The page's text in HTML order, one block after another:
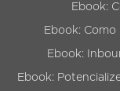
Ebook:
Ebook: Como
Ebook:
Ebook: